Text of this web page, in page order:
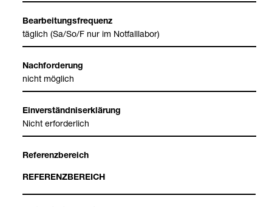
Bear­bei­tungs­fre­quenz
täg­lich (Sa/So/F nur im Not­fall­la­bor)
Nach­for­de­rung
nicht mög­lich
Ein­ver­ständ­nis­er­klä­rung
Nicht erfor­der­lich
Refe­renz­be­reich
REFE­RENZ­BE­REICH